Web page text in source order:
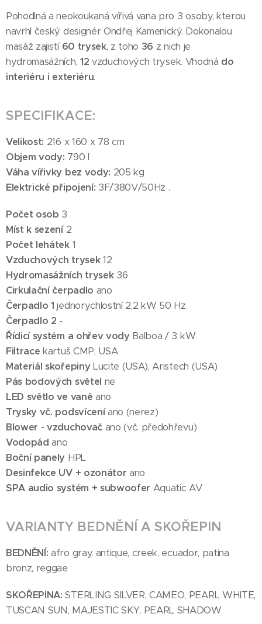
Pohodlná a neokoukaná vířivá vana pro 3 osoby, kterou
navrhl český designér Ondřej Kamenický. Dokonalou
masáž zajistí 60 trysek, z toho 36 z nich je
hydromasážních, 12 vzduchových trysek. Vhodná do
interiéru i exteriéru.
SPECIFIKACE:
Velikost: 216 x 160 x 78 cm
Objem vody: 790 l
Váha vířivky bez vody: 205 kg
Elektrické připojení: 3F/380V/50Hz .
Počet osob 3
Míst k sezení2
Počet lehátek1
Vzduchových trysek12
Hydromasážních trysek36
Cirkulační čerpadlo ano
Čerpadlo 1 jednorychlostní 2,2 kW 50 Hz
Čerpadlo 2 -
Řídicí systém a ohřev vody Balboa / 3 kW
Filtrace kartuš CMP, USA
Materiál skořepiny Lucite (USA), Aristech (USA)
Pás bodových světel ne
LED světlo ve vaně ano
Trysky vč. podsvíceníano (nerez)
Blower - vzduchovačano (vč. předohřevu)
Vodopád ano
Boční panely HPL
Desinfekce UV + ozonátor ano
SPA audio systém + subwoofer Aquatic AV
VARIANTY BEDNĚNÍ A SKOŘEPIN
BEDNĚNÍ:afro gray, antique, creek, ecuador, patina
bronz, reggae
SKOŘEPINA:STERLING SILVER, CAMEO, PEARL WHITE,
TUSCAN SUN, MAJESTIC SKY, PEARL SHADOW